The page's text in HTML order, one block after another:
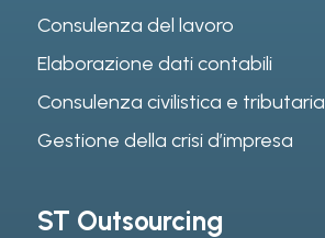
Consulenza del lavoro
Elaborazione dati contabili
Consulenza civilistica e tributaria
Gestione della crisi d’impresa
ST Outsourcing